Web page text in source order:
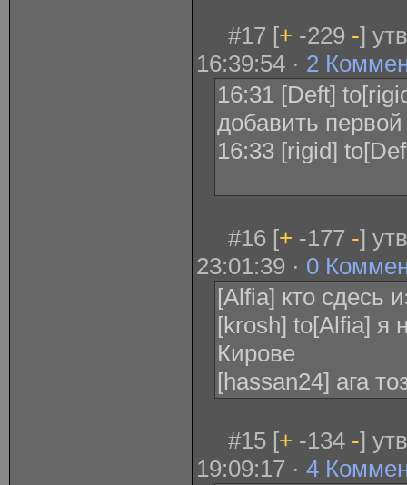
#17 [+ -229 -]
16:39:54 · 2
16:31 [Deft]
добавить первой
16:33 [rigid]
#16 [+ -177 -]
23:01:39 · 0
[Alfia] кто сдесь
[krosh] to[Alfia] я
Кирове
[hassan24] ага
#15 [+ -134 -]
19:09:17 · 4